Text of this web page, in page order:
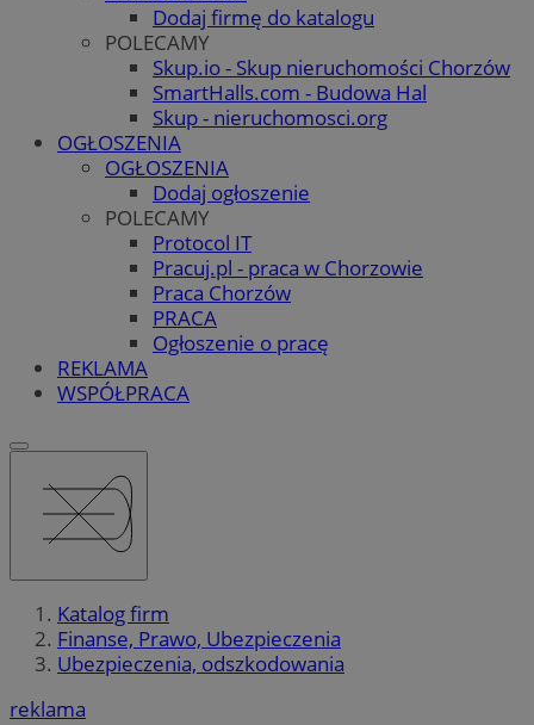
Dodaj firmę do katalogu
POLECAMY
Skup.io - Skup nieruchomości Chorzów
SmartHalls.com - Budowa Hal
Skup - nieruchomosci.org
OGŁOSZENIA
OGŁOSZENIA
Dodaj ogłoszenie
POLECAMY
Protocol IT
Pracuj.pl - praca w Chorzowie
Praca Chorzów
PRACA
Ogłoszenie o pracę
REKLAMA
WSPÓŁPRACA
Katalog firm
Finanse, Prawo, Ubezpieczenia
Ubezpieczenia, odszkodowania
reklama